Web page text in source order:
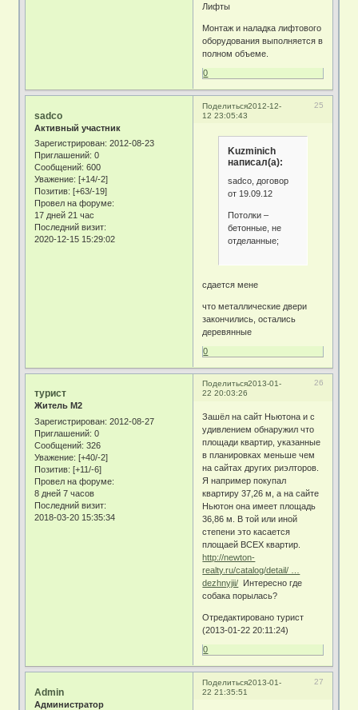
Лифты
Монтаж и наладка лифтового
оборудования выполняется в
полном объеме.
0
Поделиться 25
2012-12-
12 23:05:43
sadco
Активный участник
Зарегистрирован: 2012-08-23
Приглашений: 0
Сообщений: 600
Уважение: [+14/-2]
Позитив: [+63/-19]
Провел на форуме:
17 дней 21 час
Последний визит:
2020-12-15 15:29:02
Kuzminich
написал(а):
sadco, договор
от 19.09.12
Потолки –
бетонные, не
отделанные;
сдается мене
что металлические двери
закончились, остались
деревянные
0
Поделиться 26
2013-01-
22 20:03:26
турист
Житель М2
Зарегистрирован: 2012-08-27
Приглашений: 0
Сообщений: 326
Уважение: [+40/-2]
Позитив: [+11/-6]
Провел на форуме:
8 дней 7 часов
Последний визит:
2018-03-20 15:35:34
Зашёл на сайт Ньютона и с
удивлением обнаружил что
площади квартир, указанные
в планировках меньше чем
на сайтах других риэлторов.
Я например покупал
квартиру 37,26 м, а на сайте
Ньютон она имеет площадь
36,86 м. В той или иной
степени это касается
площаей ВСЕХ квартир.
http://newton-
realty.ru/catalog/detail/ …
dezhnyjii/ Интересно где
собака порылась?
Отредактировано турист
(2013-01-22 20:11:24)
0
Поделиться 27
2013-01-
22 21:35:51
Admin
Администратор